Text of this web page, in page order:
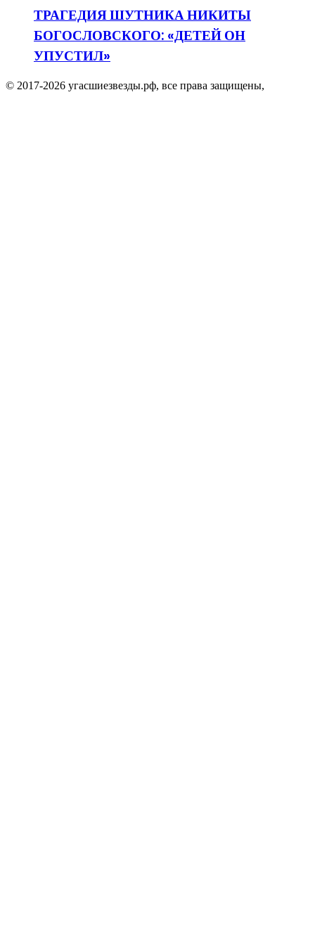
ТРАГЕДИЯ ШУТНИКА НИКИТЫ
БОГОСЛОВСКОГО: «ДЕТЕЙ ОН
УПУСТИЛ»
© 2017-2026 угасшиезвезды.рф, все права защищены,